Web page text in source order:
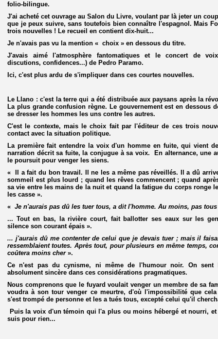
folio-bilingue.
J'ai acheté cet ouvrage au Salon du Livre, voulant par là jeter un
que je peux suivre, sans toutefois bien connaître l'espagnol. Mais
trois nouvelles ! Le recueil en contient dix-huit...
Je n'avais pas vu la mention « choix » en dessous du titre.
J'avais aimé l'atmosphère fantomatiques et le concert de
discutions, confidences...) de Pedro Paramo.
Ici, c'est plus ardu de s'impliquer dans ces courtes nouvelles.
Le Llano : c'est la terre qui a été distribuée aux paysans après la
La plus grande confusion règne. Le gouvernement est en dessous
se dresser les hommes les uns contre les autres.
C'est le contexte, mais le choix fait par l'éditeur de ces trois
contact avec la situation politique.
La première fait entendre la voix d'un homme en fuite, qui vient
narration décrit sa fuite, la conjugue à sa voix. En alternance, une
le poursuit pour venger les siens.
« Il a fait du bon travail. Il ne les a même pas réveillés. Il a dû
sommeil est plus lourd ; quand les rêves commencent ; quand
sa vie entre les mains de la nuit et quand la fatigue du corps ronge
les casse ».
« Je n'aurais pas dû les tuer tous, a dit l'homme. Au moins, pas tous
... Tout en bas, la rivière court, fait ballotter ses eaux sur les
silence son courant épais ».
... j'aurais dû me contenter de celui que je devais tuer ; mais il
ressemblaient toutes. Après tout, pour plusieurs en même temps,
coûtera moins cher».
Ce n'est pas du cynisme, ni même de l'humour noir. On sent
absolument sincère dans ces considérations pragmatiques.
Nous comprenons que le fuyard voulait venger un membre de sa
voudra à son tour venger ce meurtre, d'où l'impossibilité que
s'est trompé de personne et les a tués tous, excepté celui qu'il
Puis la voix d'un témoin qui l'a plus ou moins hébergé et nourri,
suis pour rien...